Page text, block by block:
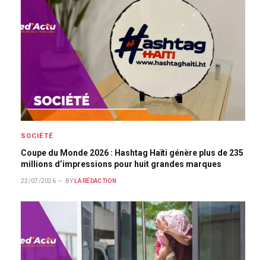
SOCIÉTÉ
Coupe du Monde 2026 : Hashtag Haïti génère plus de 235
millions d’impressions pour huit grandes marques
22/07/2026 BY LA RÉDACTION